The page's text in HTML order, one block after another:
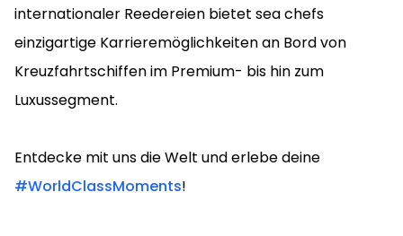
internationaler Reedereien bietet sea chefs
einzigartige Karrieremöglichkeiten an Bord von
Kreuzfahrtschiffen im Premium- bis hin zum
Luxussegment.
Entdecke mit uns die Welt und erlebe deine
#WorldClassMoments!